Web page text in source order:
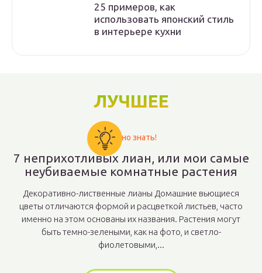
25 примеров, как
использовать японский стиль
в интерьере кухни
ЛУЧШЕЕ
Важно знать!
7 неприхотливых лиан, или мои самые
неубиваемые комнатные растения
Декоративно-лиственные лианы Домашние вьющиеся
цветы отличаются формой и расцветкой листьев, часто
именно на этом основаны их названия. Растения могут
быть темно-зелеными, как на фото, и светло-
фиолетовыми,...